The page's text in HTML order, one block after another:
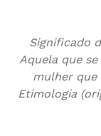
Significado
Aquela que
mulher que
Etimologia